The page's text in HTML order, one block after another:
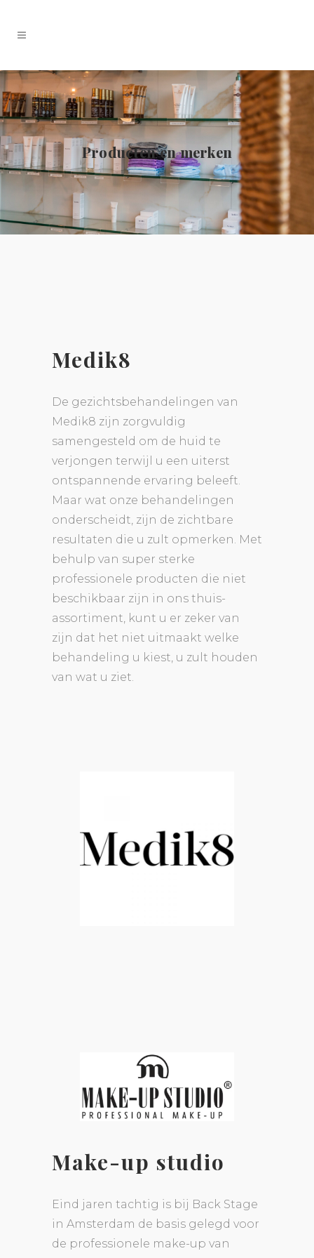
Producten en merken
Medik8
De gezichtsbehandelingen van
Medik8 zijn zorgvuldig
samengesteld om de huid te
verjongen terwijl u een uiterst
ontspannende ervaring beleeft.
Maar wat onze behandelingen
onderscheidt, zijn de zichtbare
resultaten die u zult opmerken. Met
behulp van super sterke
professionele producten die niet
beschikbaar zijn in ons thuis-
assortiment, kunt u er zeker van
zijn dat het niet uitmaakt welke
behandeling u kiest, u zult houden
van wat u ziet.
Make-up studio
Eind jaren tachtig is bij Back Stage
in Amsterdam de basis gelegd voor
de professionele make-up van